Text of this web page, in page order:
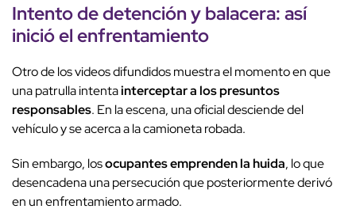
Intento de detención y balacera: así
inició el enfrentamiento
Otro de los videos difundidos muestra el momento en que
una patrulla intentainterceptar a los presuntos
responsables. En la escena, una oficial desciende del
vehículo y se acerca a la camioneta robada.
Sin embargo, losocupantes emprenden la huida, lo que
desencadena una persecución que posteriormente derivó
en un enfrentamiento armado.